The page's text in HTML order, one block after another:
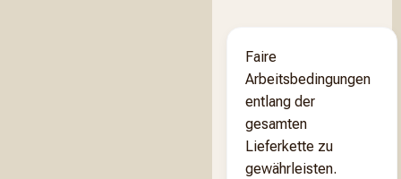
Faire
Arbeitsbedingungen
entlang der
gesamten
Lieferkette zu
gewährleisten.